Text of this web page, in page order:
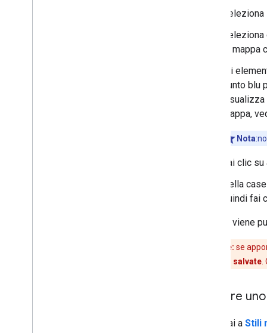
Seleziona
di mappa
Gli
punto
mappa,
Nota
Fai clic su
Nella
quindi fai
Lo stile viene
Attenzione: se
Modifiche non salvate
Copiare
Vai a Stili